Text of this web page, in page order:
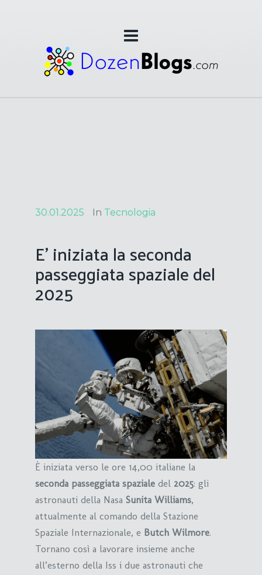
30.01.2025 In Tecnologia
E’ iniziata la seconda
passeggiata spaziale del
2025
È iniziata verso le ore 14,00 italiane la
seconda passeggiata spaziale del 2025: gli
astronauti della Nasa Sunita Williams,
attualmente al comando della Stazione
Spaziale Internazionale, e Butch Wilmore.
Tornano così a lavorare insieme anche
all’esterno della Iss i due astronauti che